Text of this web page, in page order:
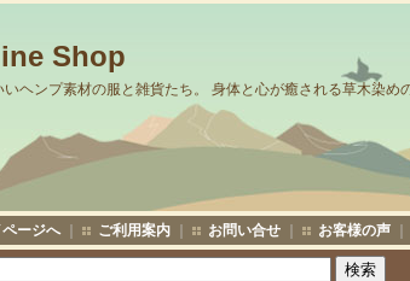
Shop
ヘンプ素材の服と雑貨たち。 身体と心が癒される草木染め
ページへ｜ ご利用案内 お問い合せ お客様の声